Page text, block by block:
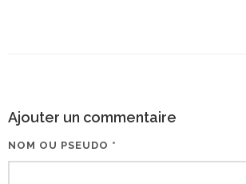
Ajouter un commentaire
NOM OU PSEUDO *